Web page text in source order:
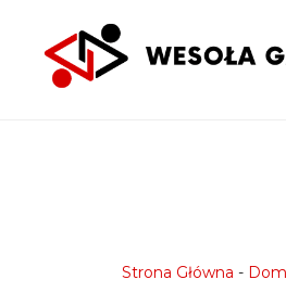
treści
Strona Główna -